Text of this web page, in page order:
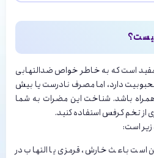
است که به خاطر خواص ضدالتهابی
دارد، اما مصرف نادرست یا بیش
باشد. شناخت این مضرات به شما
از تخم کرفس استفاده کنید.
است:
باعث خارش، قرمزی یا التهاب در